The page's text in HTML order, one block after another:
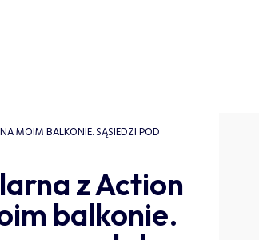
MOIM BALKONIE. SĄSIEDZI POD
z Action
balkonie.